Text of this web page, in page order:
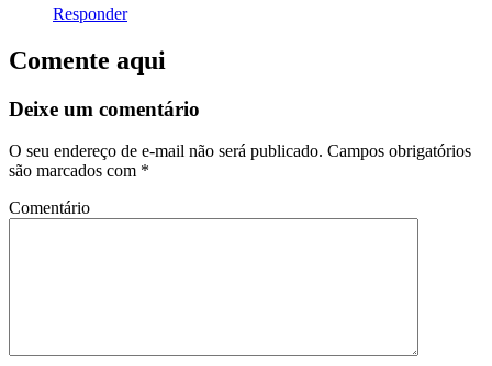
Responder
Comente aqui
Deixe um comentário
O seu endereço de e-mail não será publicado. Campos obrigatórios
são marcados com *
Comentário